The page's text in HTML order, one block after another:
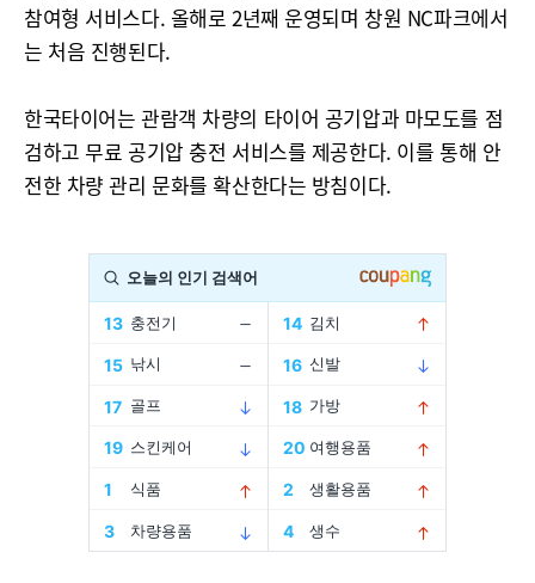
참여형 서비스다. 올해로 2년째 운영되며 창원 NC파크에서
는 처음 진행된다.
한국타이어는 관람객 차량의 타이어 공기압과 마모도를 점
검하고 무료 공기압 충전 서비스를 제공한다. 이를 통해 안
전한 차량 관리 문화를 확산한다는 방침이다.